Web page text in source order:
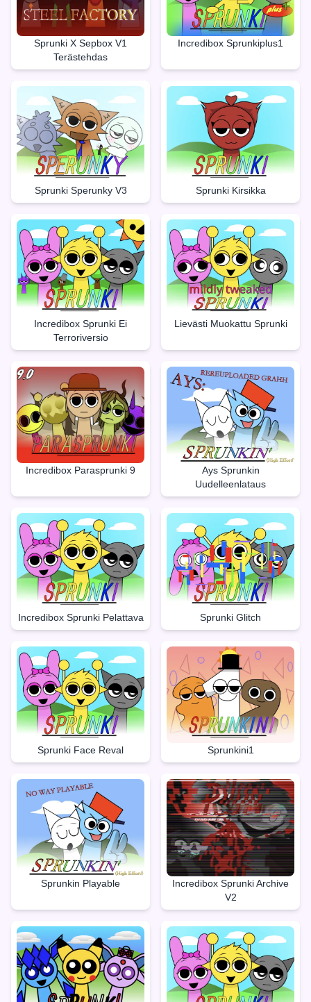
Sprunki X Sepbox V1
Terästehdas
Incredibox Sprunkiplus1
Sprunki Sperunky V3 Sprunki Kirsikka
Incredibox Sprunki Ei
Terroriversio
Lievästi Muokattu Sprunki
Incredibox Parasprunki 9
Ays Sprunkin
Uudelleenlataus
Incredibox Sprunki Pelattava Sprunki Glitch
Sprunki Face Reval Sprunkini1
Sprunkin Playable
Incredibox Sprunki Archive
V2